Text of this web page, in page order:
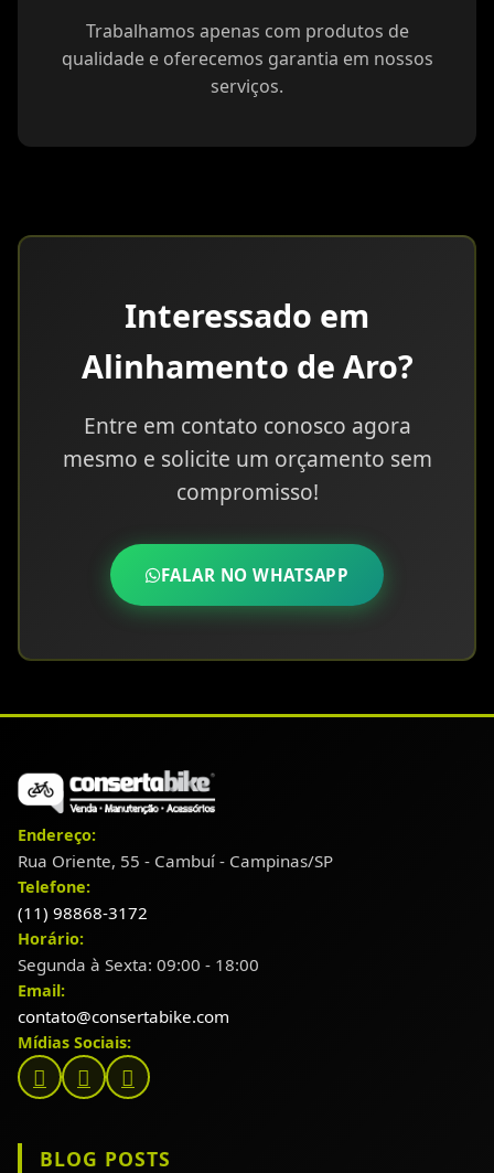
Trabalhamos apenas com produtos de
qualidade e oferecemos garantia em nossos
serviços.
Interessado em
Alinhamento de Aro?
Entre em contato conosco agora
mesmo e solicite um orçamento sem
compromisso!
FALAR NO WHATSAPP
Endereço:
Rua Oriente, 55 - Cambuí - Campinas/SP
Telefone:
(11) 98868-3172
Horário:
Segunda à Sexta: 09:00 - 18:00
Email:
contato@consertabike.com
Mídias Sociais:
BLOG POSTS